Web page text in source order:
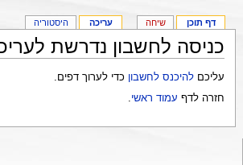
כניסה לחשבון נדרשת
עליכם להיכנס לחשבון כדי לערוך דפים.
חזרה לדף עמוד ראשי
דף תוכן שיחה עריכה היסטוריה